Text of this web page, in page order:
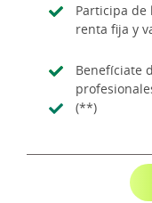
Participa de
renta fija y
Benefíciate
(**)